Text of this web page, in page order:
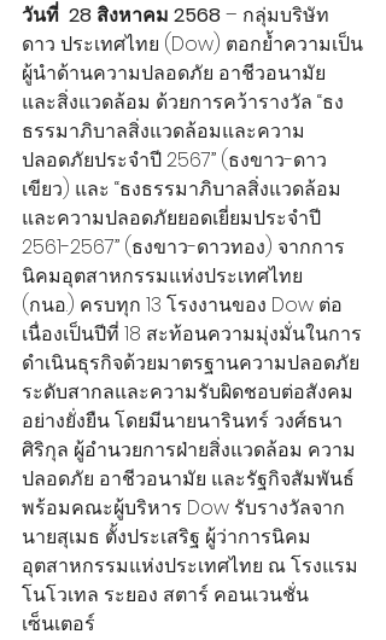
วันที่  28 สิงหาคม 2568 – กลุ่มบริษัท
ดาว ประเทศไทย (Dow) ตอกย้ำความเป็น
ผู้นำด้านความปลอดภัย อาชีวอนามัย
และสิ่งแวดล้อม ด้วยการคว้ารางวัล “ธง
ธรรมาภิบาลสิ่งแวดล้อมและความ
ปลอดภัยประจำปี 2567” (ธงขาว-ดาว
เขียว) และ “ธงธรรมาภิบาลสิ่งแวดล้อม
และความปลอดภัยยอดเยี่ยมประจำปี
2561-2567” (ธงขาว-ดาวทอง) จากการ
นิคมอุตสาหกรรมแห่งประเทศไทย
(กนอ.) ครบทุก 13 โรงงานของ Dow ต่อ
เนื่องเป็นปีที่ 18 สะท้อนความมุ่งมั่นในการ
ดำเนินธุรกิจด้วยมาตรฐานความปลอดภัย
ระดับสากลและความรับผิดชอบต่อสังคม
อย่างยั่งยืน โดยมีนายนารินทร์ วงศ์ธนา
ศิริกุล ผู้อำนวยการฝ่ายสิ่งแวดล้อม ความ
ปลอดภัย อาชีวอนามัย และรัฐกิจสัมพันธ์
พร้อมคณะผู้บริหาร Dow รับรางวัลจาก
นายสุเมธ ตั้งประเสริฐ ผู้ว่าการนิคม
อุตสาหกรรมแห่งประเทศไทย ณ โรงแรม
โนโวเทล ระยอง สตาร์ คอนเวนชั่น
เซ็นเตอร์